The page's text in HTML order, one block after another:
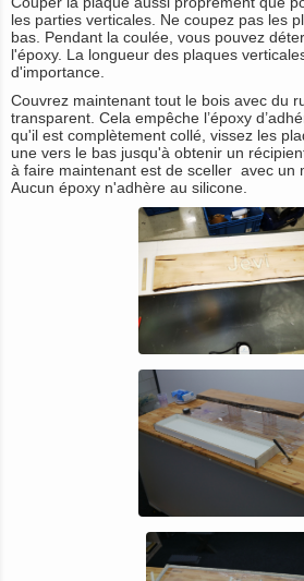
les parties verticales. Ne coupez pas les
bas. Pendant la coulée, vous pouvez
l'époxy. La longueur des plaques
d'importance.
Couvrez maintenant tout le bois avec du
transparent. Cela empêche l’époxy
qu'il est complètement collé, vissez les
une vers le bas jusqu'à obtenir un
à faire maintenant est de sceller avec un
Aucun époxy n'adhère au silicone.